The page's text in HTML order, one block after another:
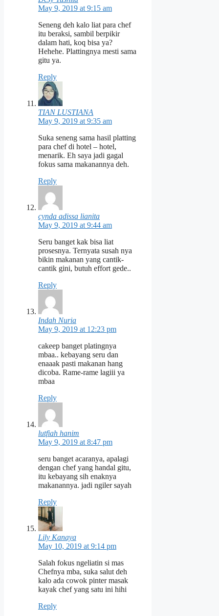
May 9, 2019 at 9:15 am
Seneng deh kalo liat para chef
itu beraksi, sambil berpikir
dalam hati, koq bisa ya?
Hehehe. Plattingnya mesti sama
gitu ya.
Reply
TIAN LUSTIANA
May 9, 2019 at 9:35 am
Suka seneng sama hasil platting
para chef di hotel – hotel,
menarik. Eh saya jadi gagal
fokus sama makanannya deh.
Reply
cynda adissa lianita
May 9, 2019 at 9:44 am
Seru banget kak bisa liat
prosesnya. Ternyata susah nya
bikin makanan yang cantik-
cantik gini, butuh effort gede..
Reply
Indah Nuria
May 9, 2019 at 12:23 pm
cakeep banget platingnya
mbaa.. kebayang seru dan
enaaak pasti makanan hang
dicoba. Rame-rame lagiii ya
mbaa
Reply
lutfiah hanim
May 9, 2019 at 8:47 pm
seru banget acaranya, apalagi
dengan chef yang handal gitu,
itu kebayang sih enaknya
makanannya. jadi ngiler sayah
Reply
Lily Kanaya
May 10, 2019 at 9:14 pm
Salah fokus ngeliatin si mas
Chefnya mba, suka salut deh
kalo ada cowok pinter masak
kayak chef yang satu ini hihi
Reply